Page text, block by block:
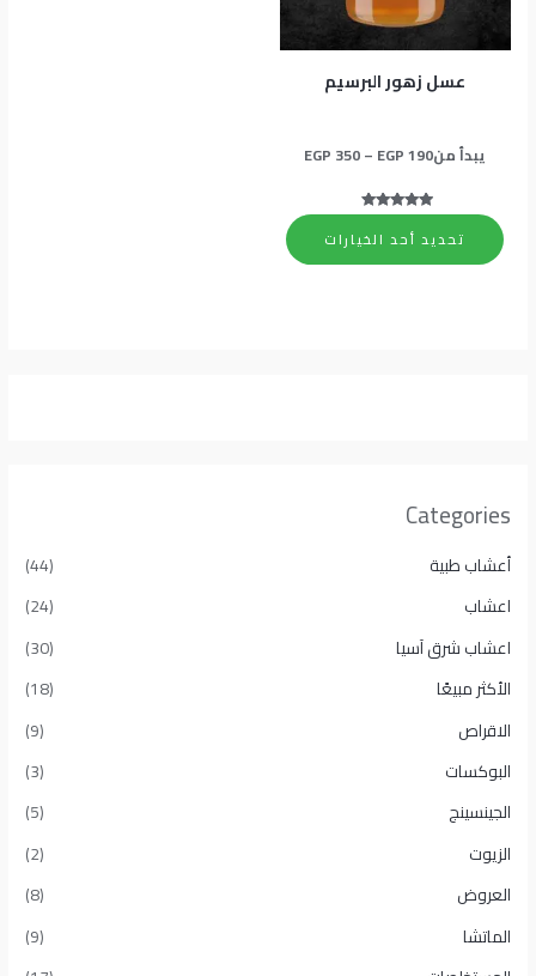
Categories
أعشاب طبية
(44)
اعشاب
(24)
اعشاب شرق آسيا
(30)
الأكثر مبيعًا​
(18)
الاقراص
(9)
البوكسات
(3)
الجينسينج
(5)
الزيوت
(2)
العروض
(8)
الماتشا
(9)
عسل زهور البرسيم
يبدأ من EGP190
–
EGP 350
من 5
تحديد أحد الخيارات
المنتج.
يمكن